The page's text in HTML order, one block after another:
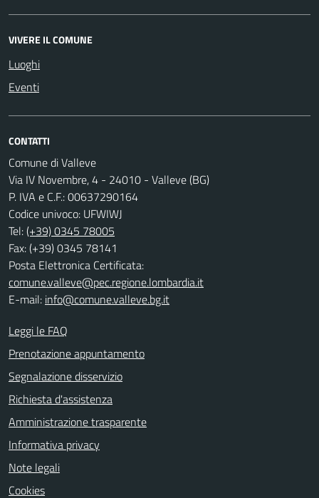
VIVERE IL COMUNE
Luoghi
Eventi
CONTATTI
Comune di Valleve
Via IV Novembre, 4 - 24010 - Valleve (BG)
P. IVA e C.F.: 00637290164
Codice univoco: UFWIWJ
Tel:(+39) 0345 78005
Fax: (+39) 0345 78141
Posta Elettronica Certificata:
comune.valleve@pec.regione.lombardia.it
E-mail: info@comune.valleve.bg.it
Leggi le FAQ
Prenotazione appuntamento
Segnalazione disservizio
Richiesta d'assistenza
Amministrazione trasparente
Informativa privacy
Note legali
Cookies